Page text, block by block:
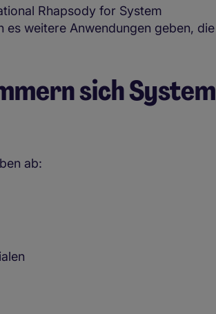
Rhapsody for System
es weitere Anwendungen geben, die
sich System
ab: